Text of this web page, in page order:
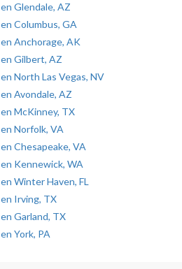
Glendale, AZ
Columbus, GA
Anchorage, AK
Gilbert, AZ
North Las Vegas, NV
Avondale, AZ
McKinney, TX
Norfolk, VA
Chesapeake, VA
Kennewick, WA
Winter Haven, FL
Irving, TX
Garland, TX
York, PA